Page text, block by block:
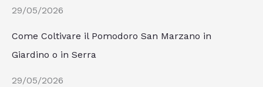
29/05/2026
Come Coltivare il Pomodoro San Marzano in
Giardino o in Serra
29/05/2026